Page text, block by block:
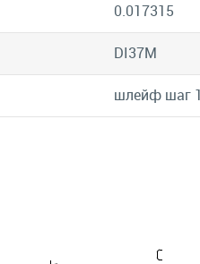
0.017315
DI37M
шлейф шаг